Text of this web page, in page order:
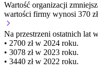
Wartość organizacji
wartości firmy wynosi 370
Na przestrzeni ostatnich lat
• 2700 zł w 2024 roku.
• 3078 zł w 2023 roku.
• 3440 zł w 2022 roku.